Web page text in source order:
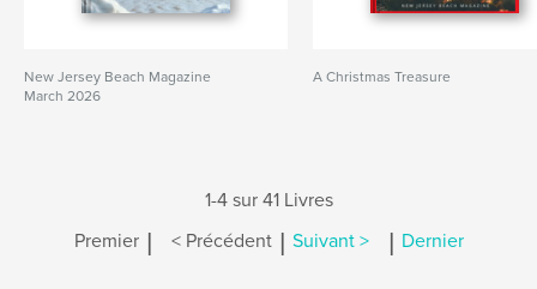
New Jersey Beach Magazine
March 2026
A Christmas Treasure
1-4 sur 41 Livres
Premier | < Précédent | Suivant > | Dernier